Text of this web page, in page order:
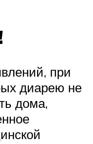
при
диарею не
дома,